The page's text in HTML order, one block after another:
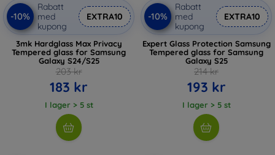
-10%
Rabatt
med
kupong
EXTRA10
3mk Hardglass Max Privacy
Tempered glass for Samsung
Galaxy S24/S25
203 kr
183 kr
I lager > 5 st
-10%
Rabatt
med
kupong
EXTRA10
Expert Glass Protection Samsung
Tempered glass for Samsung
Galaxy S25
214 kr
193 kr
I lager > 5 st